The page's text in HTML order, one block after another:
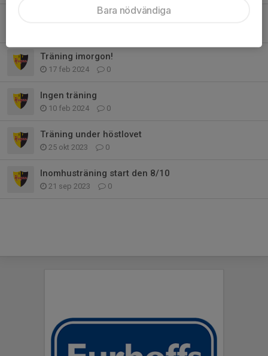
Träning imorgon!
17 feb 2024 0
Ingen träning
10 feb 2024 0
Träning under höstlovet
25 okt 2023 0
Inomhusträning start den 8/10
21 sep 2023 0
Bara nödvändiga